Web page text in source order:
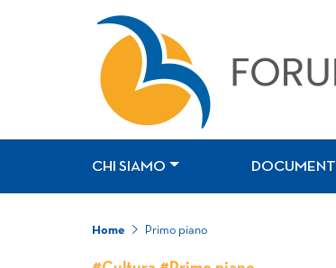
CHI SIAMO DOCUMENTI
Home Primo piano